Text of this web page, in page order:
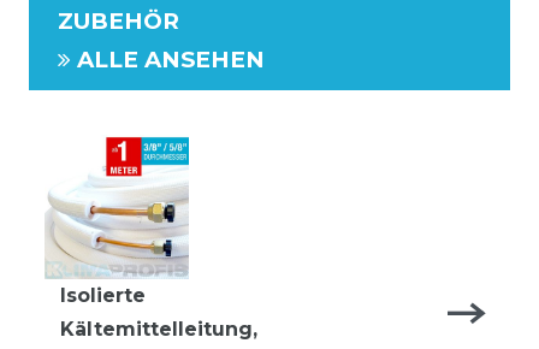
ZUBEHÖR
ALLE ANSEHEN
Isolierte
Kältemittelleitung,